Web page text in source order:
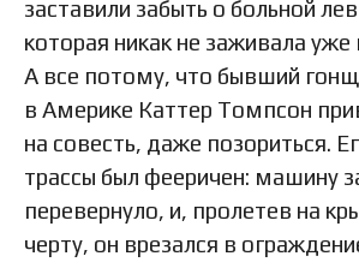
заставили забыть о больной
которая никак не заживала
А все потому, что бывший
в Америке Каттер Томпсон
на совесть, даже позориться.
трассы был фееричен: машину
перевернуло, и, пролетев на
черту, он врезался в